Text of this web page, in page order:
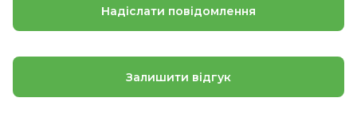
Надіслати повідомлення
Залишити відгук